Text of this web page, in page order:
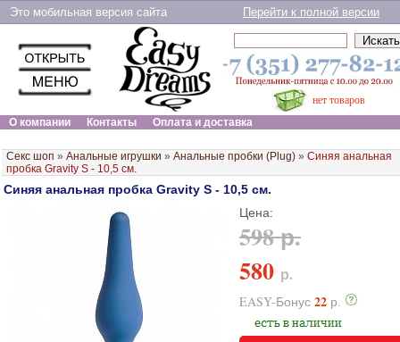
Это мобильная версия сайта Перейти к полной версии
нет товаров
О компании
Контакты Оплата и доставка
Секс шоп » Анальные игрушки » Анальные пробки (Plug) » Синяя анальная
пробка Gravity S - 10,5 см.
Синяя анальная пробка Gravity S - 10,5 см.
Цена:
598 р.
580 р.
EASY-Бонус 22 р.